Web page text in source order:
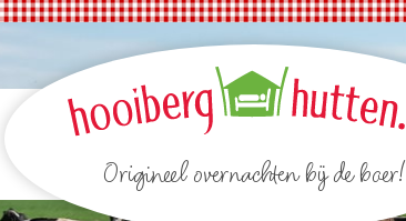
Origineel overnachten bij de boer!